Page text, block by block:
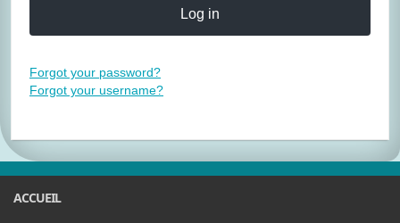
Log in
Forgot your password?
Forgot your username?
ACCUEIL